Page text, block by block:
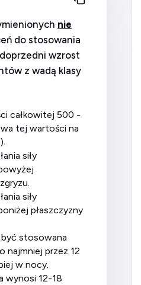
nie
do stosowania
wzrost
z wadą klasy
tej wartości na
płaszczyzny
najmniej przez 12
w nocy.